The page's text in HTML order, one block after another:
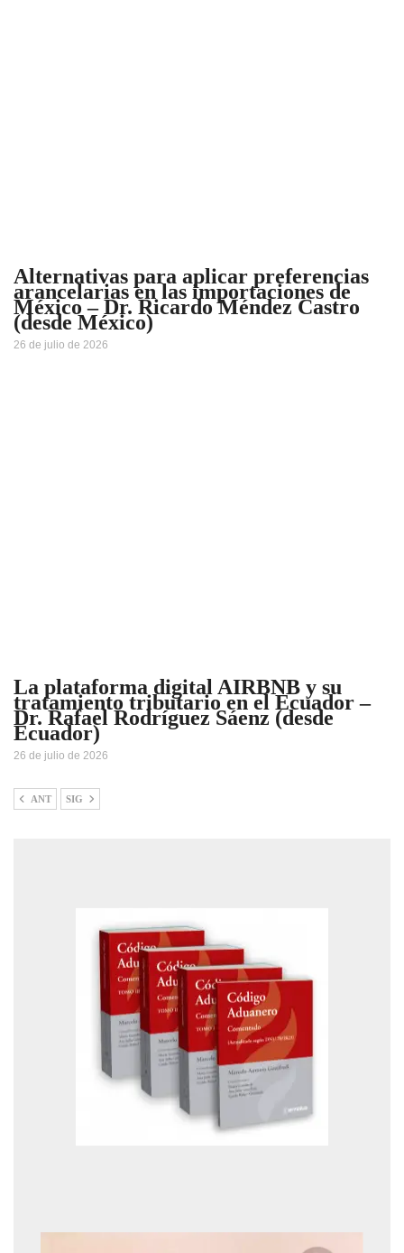
Alternativas para aplicar preferencias
arancelarias en las importaciones de
México – Dr. Ricardo Méndez Castro
(desde México)
26 de julio de 2026
La plataforma digital AIRBNB y su
tratamiento tributario en el Ecuador –
Dr. Rafael Rodríguez Sáenz (desde
Ecuador)
26 de julio de 2026
ANT SIG